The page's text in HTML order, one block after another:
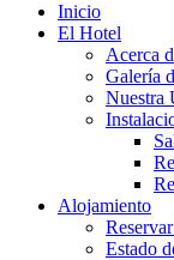
Inicio
El Hotel
Acerca
Galería
Nuestra
Alojamiento
Estado